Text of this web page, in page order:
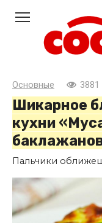
контенту
Основные 3881
Шикарное
кухни
Пальчики